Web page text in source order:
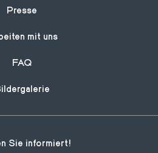
Presse
mit uns
FAQ
Sie informiert!